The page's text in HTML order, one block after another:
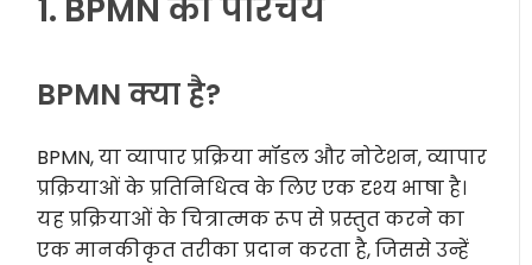
1. BPMN का परिचय
BPMN क्या है?
BPMN, या व्यापार प्रक्रिया मॉडल और नोटेशन, व्यापार
प्रक्रियाओं के प्रतिनिधित्व के लिए एक दृश्य भाषा है।
यह प्रक्रियाओं के चित्रात्मक रूप से प्रस्तुत करने का
एक मानकीकृत तरीका प्रदान करता है, जिससे उन्हें